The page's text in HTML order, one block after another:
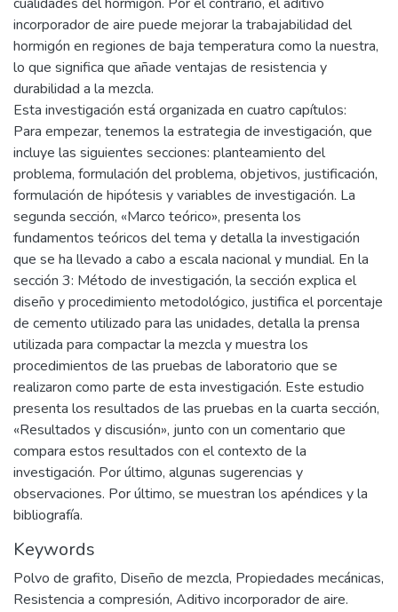
incorporador de aire puede mejorar la trabajabilidad del
hormigón en regiones de baja temperatura como la nuestra,
lo que significa que añade ventajas de resistencia y
durabilidad a la mezcla.
Esta investigación está organizada en cuatro capítulos:
Para empezar, tenemos la estrategia de investigación, que
incluye las siguientes secciones: planteamiento del
problema, formulación del problema, objetivos, justificación,
formulación de hipótesis y variables de investigación. La
segunda sección, «Marco teórico», presenta los
fundamentos teóricos del tema y detalla la investigación
que se ha llevado a cabo a escala nacional y mundial. En la
sección 3: Método de investigación, la sección explica el
diseño y procedimiento metodológico, justifica el porcentaje
de cemento utilizado para las unidades, detalla la prensa
utilizada para compactar la mezcla y muestra los
procedimientos de las pruebas de laboratorio que se
realizaron como parte de esta investigación. Este estudio
presenta los resultados de las pruebas en la cuarta sección,
«Resultados y discusión», junto con un comentario que
compara estos resultados con el contexto de la
investigación. Por último, algunas sugerencias y
observaciones. Por último, se muestran los apéndices y la
bibliografía.
Keywords
Polvo de grafito, Diseño de mezcla, Propiedades mecánicas,
Resistencia a compresión, Aditivo incorporador de aire.